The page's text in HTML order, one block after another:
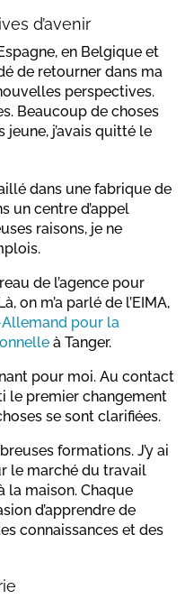
d’avenir
en Belgique et
de retourner dans ma
perspectives.
Beaucoup de choses
j’avais quitté le
dans une fabrique de
un centre d’appel
raisons, je ne
de l’agence pour
on m’a parlé de l’EIMA,
Allemand pour la
à Tanger.
pour moi. Au contact
le premier changement
se sont clarifiées.
formations. J’y ai
le marché du travail
la maison. Chaque
d’apprendre de
connaissances et des